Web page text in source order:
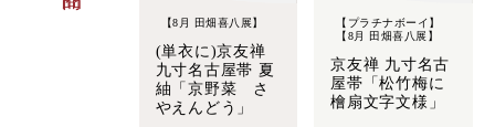
【8月 田畑喜八展】
(単衣に)京友禅
九寸名古屋帯 夏
紬「京野菜 さ
やえんどう」
【プラチナボーイ】
【8月 田畑喜八展】
京友禅 九寸名古
屋帯「松竹梅に
檜扇文字文様」